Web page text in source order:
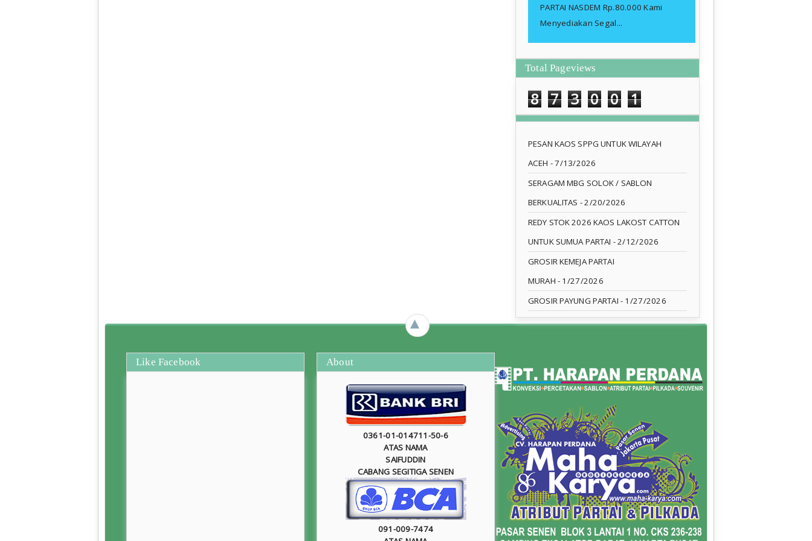
PARTAI NASDEM Rp.80.000 Kami
Menyediakan Segal...
Total Pageviews
8 7 3 0 0 1
PESAN KAOS SPPG UNTUK WILAYAH
ACEH - 7/13/2026
SERAGAM MBG SOLOK / SABLON
BERKUALITAS - 2/20/2026
REDY STOK 2026 KAOS LAKOST CATTON
UNTUK SUMUA PARTAI - 2/12/2026
GROSIR KEMEJA PARTAI
MURAH - 1/27/2026
GROSIR PAYUNG PARTAI - 1/27/2026
►
Like Facebook About
0361-01-014711-50-6
ATAS NAMA
SAIFUDDIN
CABANG SEGITIGA SENEN
091-009-7474